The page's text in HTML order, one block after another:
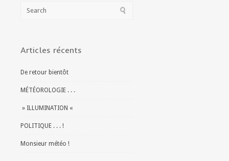
Articles récents
De retour bientôt
MÉTÉOROLOGIE . . .
» ILLUMINATION «
POLITIQUE . . . !
Monsieur météo !